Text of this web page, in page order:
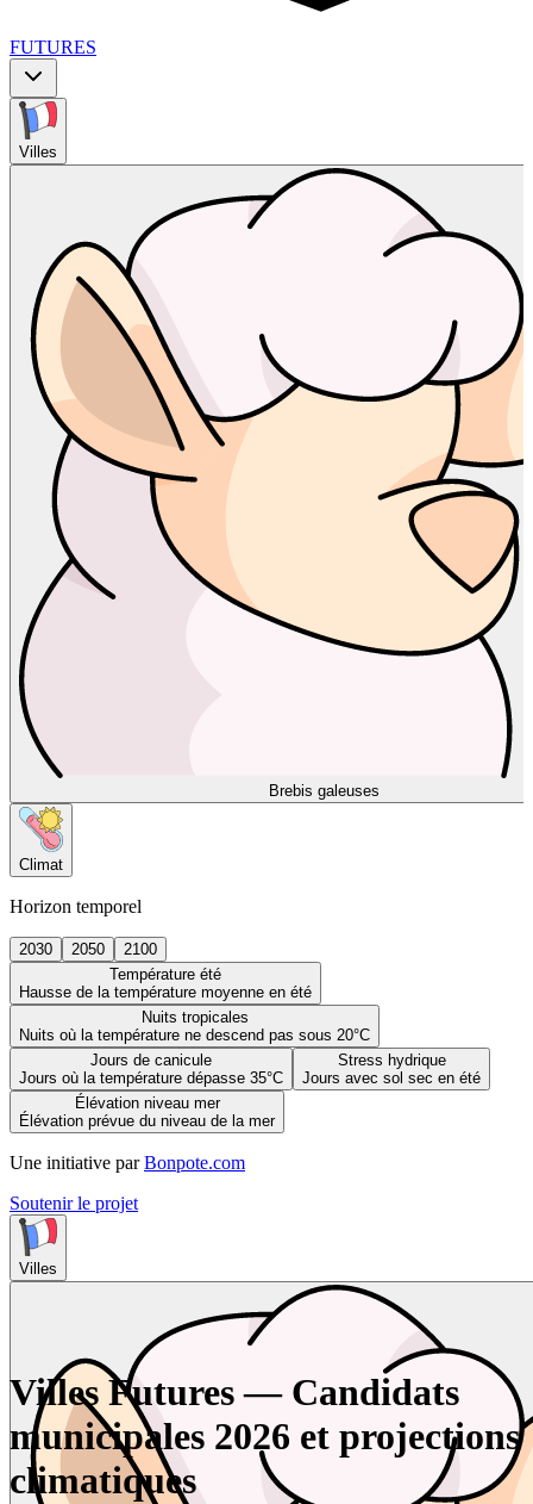
FUTURES
Villes
Brebis galeuses
Climat
Horizon temporel
2030 2050
2100
Température été
Hausse de la température moyenne en été
Nuits tropicales
Nuits où la température ne descend pas sous 20°C
Jours de canicule
Jours où la température dépasse 35°C
Stress hydrique
Jours avec sol sec en été
Élévation niveau mer
Élévation prévue du niveau de la mer
Une initiative par Bonpote.com
Soutenir le projet
Villes
Villes Futures — Candidats
municipales 2026 et projections
climatiques